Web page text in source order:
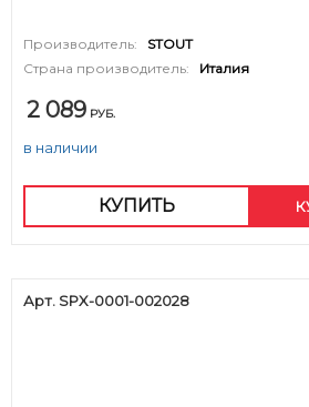
Производитель:
STOUT
Страна производитель:
Италия
2 089 РУБ.
в наличии
КУПИТЬ
Арт. SPX-0001-002028